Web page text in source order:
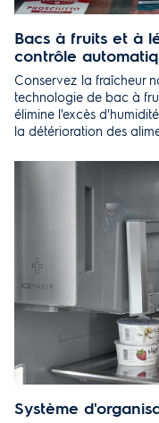
Bacs à fruits et à
contrôle
Conservez la fraîcheur
technologie de bac à
élimine l'excès
la détérioration des
Système